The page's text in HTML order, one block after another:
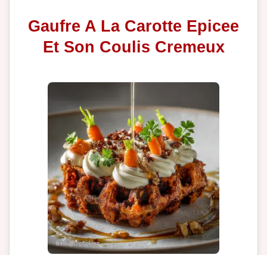
Gaufre A La Carotte Epicee
Et Son Coulis Cremeux